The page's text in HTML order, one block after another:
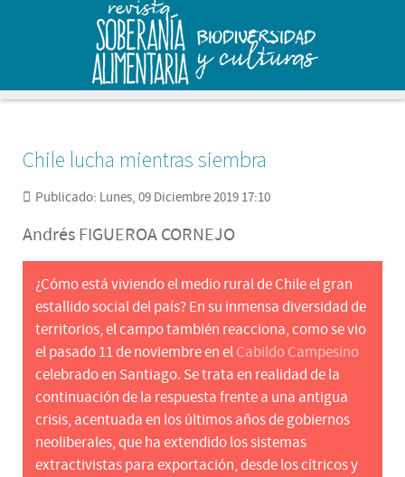
Chile lucha mientras siembra
Publicado: Lunes, 09 Diciembre 2019 17:10
Andrés FIGUEROA CORNEJO
¿Cómo está viviendo el medio rural de Chile el gran
estallido social del país? En su inmensa diversidad de
territorios, el campo también reacciona, como se vio
el pasado 11 de noviembre en elCabildo Campesino
celebrado en Santiago. Se trata en realidad de la
continuación de la respuesta frente a una antigua
crisis, acentuada en los últimos años de gobiernos
neoliberales, que ha extendido los sistemas
extractivistas para exportación, desde los cítricos y